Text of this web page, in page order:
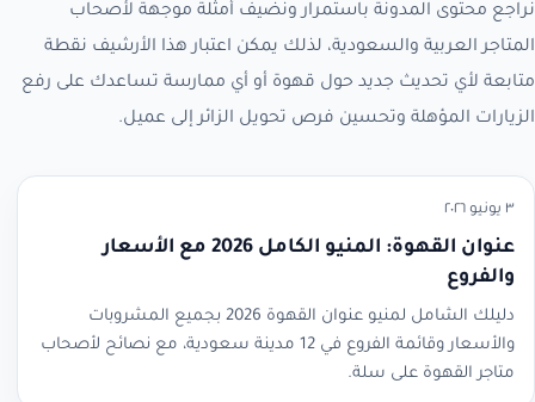
نراجع محتوى المدونة باستمرار ونضيف أمثلة موجهة لأصحاب
المتاجر العربية والسعودية، لذلك يمكن اعتبار هذا الأرشيف نقطة
متابعة لأي تحديث جديد حول قهوة أو أي ممارسة تساعدك على رفع
الزيارات المؤهلة وتحسين فرص تحويل الزائر إلى عميل.
٣ يونيو ٢٠٢٦
عنوان القهوة: المنيو الكامل 2026 مع الأسعار
والفروع
دليلك الشامل لمنيو عنوان القهوة 2026 بجميع المشروبات
والأسعار وقائمة الفروع في 12 مدينة سعودية، مع نصائح لأصحاب
متاجر القهوة على سلة.